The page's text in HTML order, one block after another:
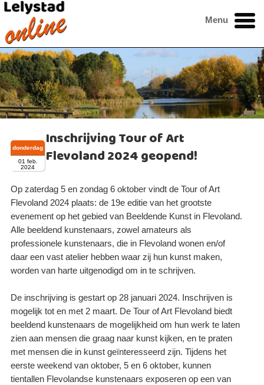
Menu
Inschrijving Tour of Art
Flevoland 2024 geopend!
donderdag
01 feb.
2024
​Op zaterdag 5 en zondag 6 oktober vindt de Tour of Art
Flevoland 2024 plaats: de 19e editie van het grootste
evenement op het gebied van Beeldende Kunst in Flevoland.
Alle beeldend kunstenaars, zowel amateurs als
professionele kunstenaars, die in Flevoland wonen en/of
daar een vast atelier hebben waar zij hun kunst maken,
worden van harte uitgenodigd om in te schrijven.
De inschrijving is gestart op 28 januari 2024. Inschrijven is
mogelijk tot en met 2 maart. De Tour of Art Flevoland biedt
beeldend kunstenaars de mogelijkheid om hun werk te laten
zien aan mensen die graag naar kunst kijken, en te praten
met mensen die in kunst geïnteresseerd zijn. Tijdens het
eerste weekend van oktober, 5 en 6 oktober, kunnen
tientallen Flevolandse kunstenaars exposeren op een van